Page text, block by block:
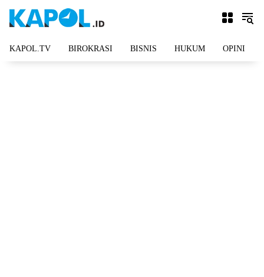
KAPOL.TV BIROKRASI BISNIS HUKUM OPINI